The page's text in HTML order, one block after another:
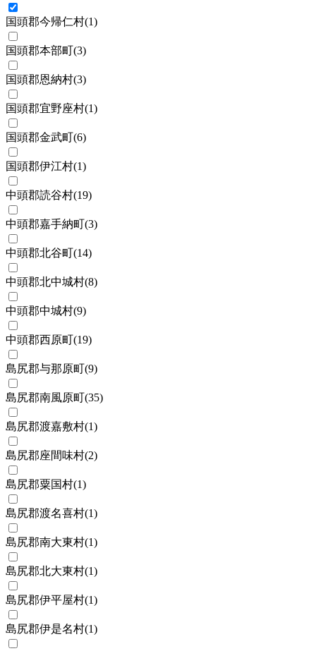
国頭郡今帰仁村(1)
国頭郡本部町(3)
国頭郡恩納村(3)
国頭郡宜野座村(1)
国頭郡金武町(6)
国頭郡伊江村(1)
中頭郡読谷村(19)
中頭郡嘉手納町(3)
中頭郡北谷町(14)
中頭郡北中城村(8)
中頭郡中城村(9)
中頭郡西原町(19)
島尻郡与那原町(9)
島尻郡南風原町(35)
島尻郡渡嘉敷村(1)
島尻郡座間味村(2)
島尻郡粟国村(1)
島尻郡渡名喜村(1)
島尻郡南大東村(1)
島尻郡北大東村(1)
島尻郡伊平屋村(1)
島尻郡伊是名村(1)